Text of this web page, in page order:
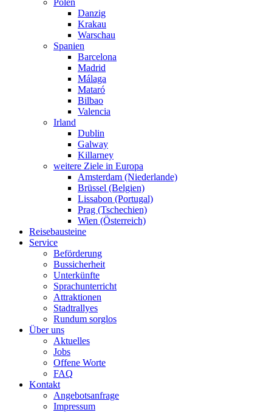
Polen
Danzig
Krakau
Warschau
Spanien
Barcelona
Madrid
Málaga
Mataró
Bilbao
Valencia
Irland
Dublin
Galway
Killarney
weitere Ziele in Europa
Amsterdam (Niederlande)
Brüssel (Belgien)
Lissabon (Portugal)
Prag (Tschechien)
Wien (Österreich)
Reisebausteine
Service
Beförderung
Bussicherheit
Unterkünfte
Sprachunterricht
Attraktionen
Stadtrallyes
Rundum sorglos
Über uns
Aktuelles
Jobs
Offene Worte
FAQ
Kontakt
Angebotsanfrage
Impressum